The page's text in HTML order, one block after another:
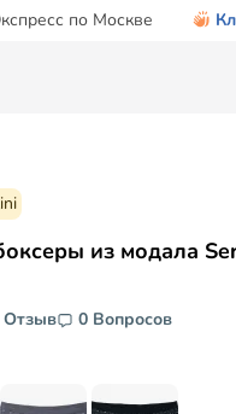
по Москве
из модала
Отзыв
0 Вопросов